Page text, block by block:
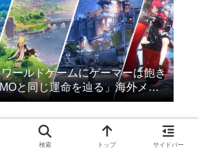
ールドゲームにゲーマーは飽き
と同じ運命を辿る」海外メデ
PR
検索 トップ サイドバー